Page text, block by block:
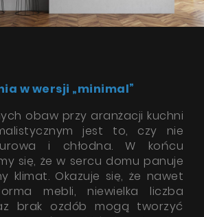
w wersji „minimal”
obaw przy aranżacji kuchni
jest to, czy nie
i chłodna. W końcu
się, że w sercu domu panuje
klimat. Okazuje się, że nawet
mebli, niewielka liczba
brak ozdób mogą tworzyć